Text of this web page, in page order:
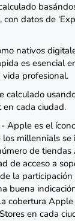
datos de
nativos
es esencial
vida profesional.
calculado
cada ciudad.
- Apple es el
los millennials
de
de acceso a
la
buena
cobertura
en cada